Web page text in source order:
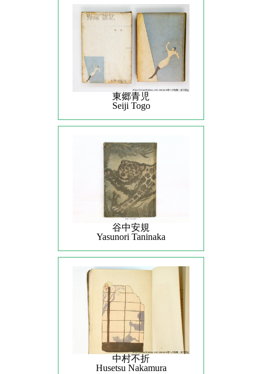
東郷青児
Seiji Togo
谷中安規
Yasunori Taninaka
中村不折
Husetsu Nakamura